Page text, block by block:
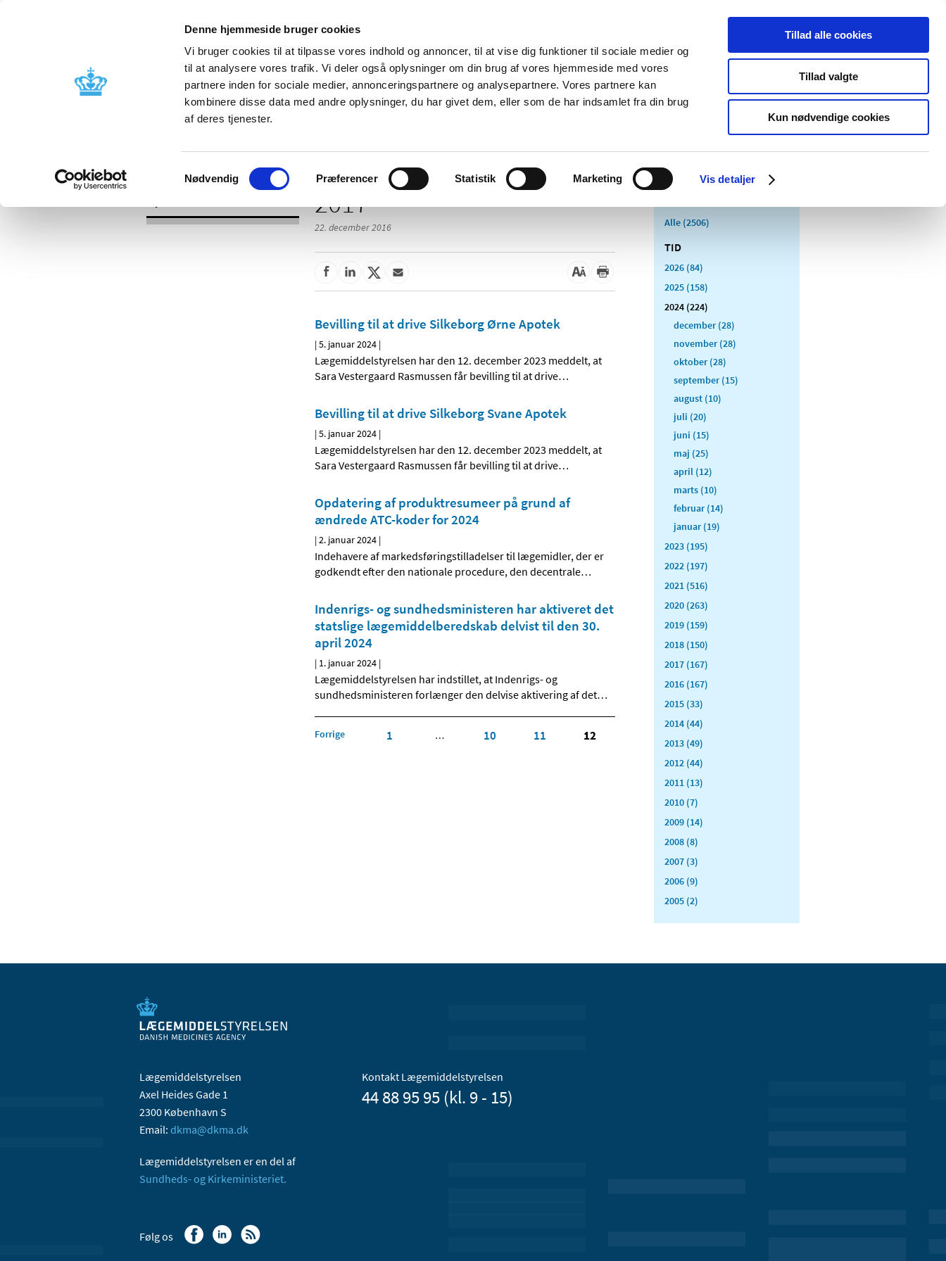
Denne hjemmeside bruger cookies
Vi bruger cookies til at tilpasse vores indhold og annoncer, til at vise dig funktioner til sociale medier og
til at analysere vores trafik. Vi deler også oplysninger om din brug af vores hjemmeside med vores
partnere inden for sociale medier, annonceringspartnere og analysepartnere. Vores partnere kan
kombinere disse data med andre oplysninger, du har givet dem, eller som de har indsamlet fra din brug
af deres tjenester.
Samtykkevalg
Nødvendig Præferencer Statistik Marketing Vis detaljer
Tillad alle cookies
Tillad valgte
Kun nødvendige cookies
Nyheder Om os Kontakt Udgivelser
Godkendelse og
Bivirkninger og
produktinformation
Tilskud og
Apoteker og salg af
Medicinsk
Særlige
produktområder
2017
22. december 2016
Bevilling til at drive Silkeborg Ørne Apotek
|5. januar 2024 |
Lægemiddelstyrelsen har den 12. december 2023 meddelt, at
Sara Vestergaard Rasmussen får bevilling til at drive…
Bevilling til at drive Silkeborg Svane Apotek
|5. januar 2024 |
Lægemiddelstyrelsen har den 12. december 2023 meddelt, at
Sara Vestergaard Rasmussen får bevilling til at drive…
Opdatering af produktresumeer på grund af
ændrede ATC-koder for 2024
|2. januar 2024 |
Indehavere af markedsføringstilladelser til lægemidler, der er
godkendt efter den nationale procedure, den decentrale…
Indenrigs- og sundhedsministeren har aktiveret det
statslige lægemiddelberedskab delvist til den 30.
april 2024
| 1. januar 2024 |
Lægemiddelstyrelsen har indstillet, at Indenrigs- og
sundhedsministeren forlænger den delvise aktivering af det…
Forrige 1 … 10 11 12
Alle (2506)
TID
2026 (84)
2025 (158)
2024 (224)
december (28)
november (28)
oktober (28)
september (15)
august (10)
juli (20)
juni (15)
maj (25)
april (12)
marts (10)
februar (14)
januar (19)
2023 (195)
2022 (197)
2021 (516)
2020 (263)
2019 (159)
2018 (150)
2017 (167)
2016 (167)
2015 (33)
2014 (44)
2013 (49)
2012 (44)
2011 (13)
2010 (7)
2009 (14)
2008 (8)
2007 (3)
2006 (9)
2005 (2)
Lægemiddelstyrelsen
Axel Heides Gade 1
2300 København S
Email: dkma@dkma.dk
Lægemiddelstyrelsen er en del af
Sundheds- og Kirkeministeriet.
Kontakt Lægemiddelstyrelsen
44 88 95 95 (kl. 9 - 15)
Følg os